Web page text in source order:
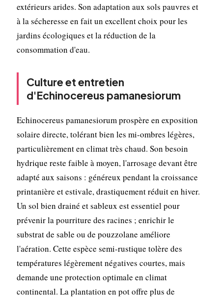
extérieurs arides. Son adaptation aux sols pauvres et
à la sécheresse en fait un excellent choix pour les
jardins écologiques et la réduction de la
consommation d'eau.
Culture et entretien
d'Echinocereus pamanesiorum
Echinocereus pamanesiorum prospère en exposition
solaire directe, tolérant bien les mi-ombres légères,
particulièrement en climat très chaud. Son besoin
hydrique reste faible à moyen, l'arrosage devant être
adapté aux saisons : généreux pendant la croissance
printanière et estivale, drastiquement réduit en hiver.
Un sol bien drainé et sableux est essentiel pour
prévenir la pourriture des racines ; enrichir le
substrat de sable ou de pouzzolane améliore
l'aération. Cette espèce semi-rustique tolère des
températures légèrement négatives courtes, mais
demande une protection optimale en climat
continental. La plantation en pot offre plus de